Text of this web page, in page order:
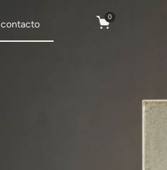
contacto
0